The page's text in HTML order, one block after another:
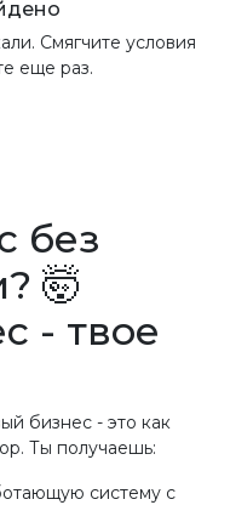
Смягчите условия
еще раз.
без
🤯
- твое
бизнес - это как
Ты получаешь:
систему с